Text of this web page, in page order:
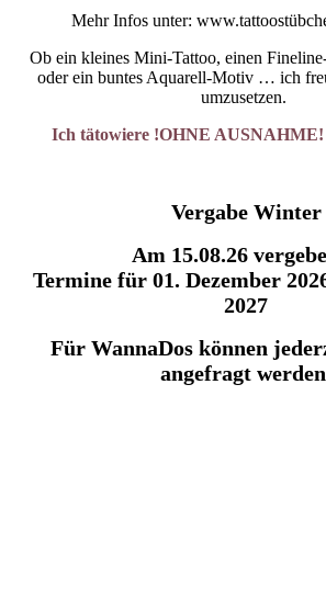
Mehr Infos unter:
Ob ein kleines Mini-Tattoo, einen
oder ein buntes Aquarell-Motiv … ich
umzusetzen.
Ich tätowiere !OHNE AUSNAHME!
Vergabe Winter
Am 15.08.26
Termine für 01. Dezember
2027
Für WannaDos können
angefragt